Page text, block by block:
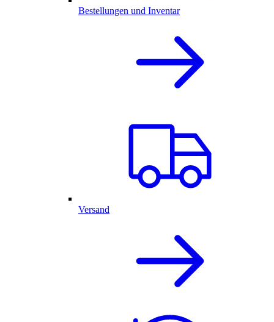
Bestellungen und Inventar
Versand